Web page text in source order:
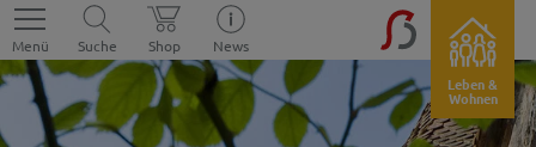
Menü Suche Shop
News
Leben &
Wohnen